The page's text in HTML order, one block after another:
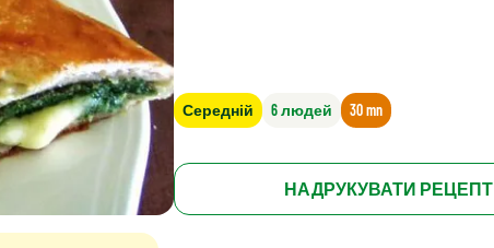
Середній 6 людей 30 mn
НАДРУКУВАТИ РЕЦЕПТ